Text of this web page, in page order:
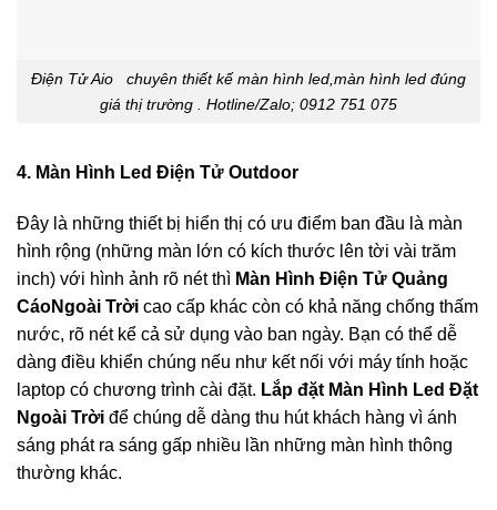
Điện Tử Aio chuyên thiết kế màn hình led,màn hình led đúng
giá thị trường . Hotline/Zalo; 0912 751 075
4. Màn Hình Led Điện Tử Outdoor
Đây là những thiết bị hiển thị có ưu điểm ban đầu là màn
hình rộng (những màn lớn có kích thước lên tời vài trăm
inch) với hình ảnh rõ nét thì Màn Hình Điện Tử Quảng
CáoNgoài Trời cao cấp khác còn có khả năng chống thấm
nước, rõ nét kể cả sử dụng vào ban ngày. Bạn có thể dễ
dàng điều khiển chúng nếu như kết nối với máy tính hoặc
laptop có chương trình cài đặt. Lắp đặt Màn Hình Led Đặt
Ngoài Trời để chúng dễ dàng thu hút khách hàng vì ánh
sáng phát ra sáng gấp nhiều lần những màn hình thông
thường khác.